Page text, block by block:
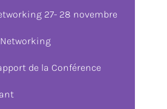
27- 28 novembre
de la Conférence